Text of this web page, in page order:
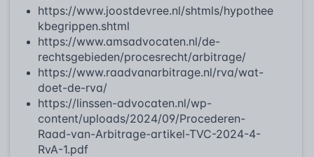
https://www.joostdevree.nl/shtmls/hypothee
kbegrippen.shtml
https://www.amsadvocaten.nl/de-
rechtsgebieden/procesrecht/arbitrage/
https://www.raadvanarbitrage.nl/rva/wat-
doet-de-rva/
https://linssen-advocaten.nl/wp-
content/uploads/2024/09/Procederen-
Raad-van-Arbitrage-artikel-TVC-2024-4-
RvA-1.pdf